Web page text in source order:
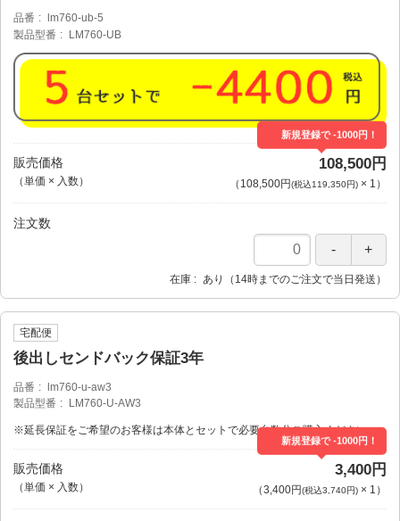
品番
lm760-ub-5
製品型番
LM760-UB
販売価格
（単価 × 入数）
新規登録で -1000円！
108,500円
（ 108,500円(税込119,350円)× 1 ）
注文数
在庫 あり（14時までのご注文で当日発送）
宅配便
後出しセンドバック保証3年
品番
lm760-u-aw3
製品型番
LM760-U-AW3
※延長保証をご希望のお客様は本体とセットで必要台数分ご購入ください。
販売価格
（単価 × 入数）
新規登録で -1000円！
3,400円
（3,400円(税込3,740円)× 1 ）